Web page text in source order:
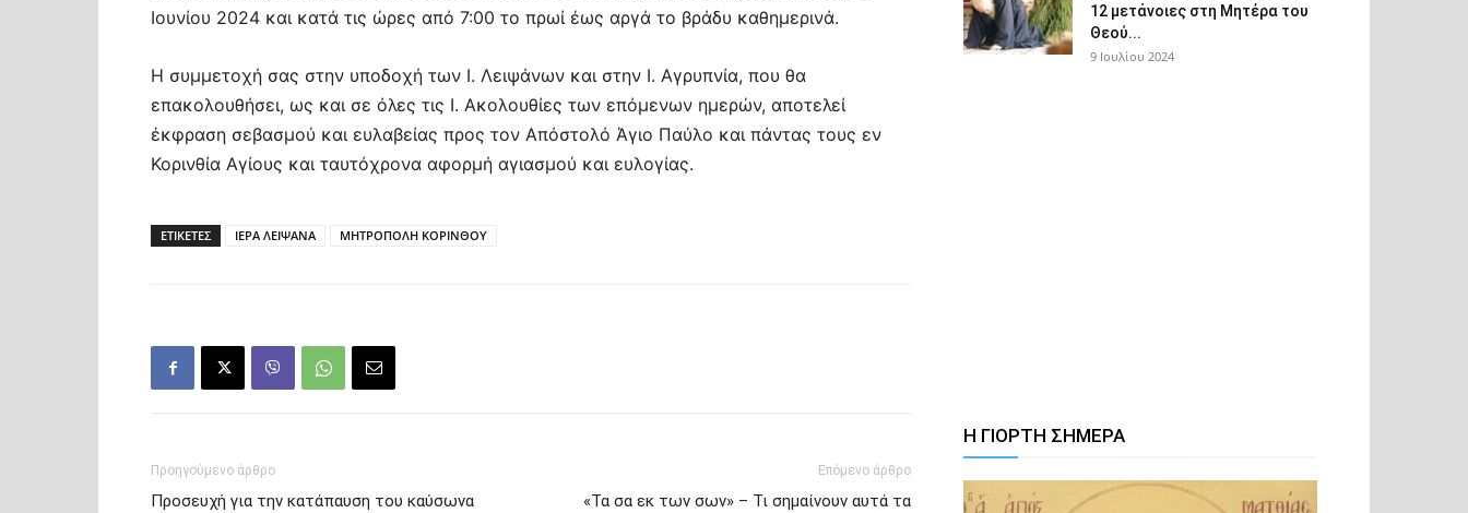
Ιουνίου 2024 και κατά τις ώρες από 7:00 το πρωί έως αργά το βράδυ καθημερινά.
Η συμμετοχή σας στην υποδοχή των Ι. Λειψάνων και στην Ι. Αγρυπνία, που θα
επακολουθήσει, ως και σε όλες τις Ι. Ακολουθίες των επόμενων ημερών, αποτελεί
έκφραση σεβασμού και ευλαβείας προς τον Απόστολό Άγιο Παύλο και πάντας τους εν
Κορινθία Αγίους και ταυτόχρονα αφορμή αγιασμού και ευλογίας.
ΕΤΙΚΕΤΕΣ ΙΕΡΑ ΛΕΙΨΑΝΑ ΜΗΤΡΟΠΟΛΗ ΚΟΡΙΝΘΟΥ
Προηγούμενο άρθρο
Προσευχή για την κατάπαυση του καύσωνα
Επόμενο άρθρο
«Τα σα εκ των σων» – Τι σημαίνουν αυτά τα
12 μετάνοιες στη Μητέρα του
Θεού...
9 Ιουλίου 2024
Η ΓΙΟΡΤΗ ΣΗΜΕΡΑ